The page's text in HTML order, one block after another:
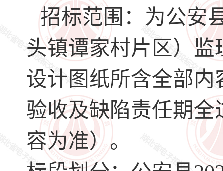
招标范围：为公安
头镇谭家村片区）
设计图纸所含全部
验收及缺陷责任期
容为准）。